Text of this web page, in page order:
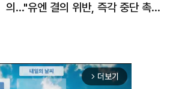
의…"유엔 결의 위반, 즉각 중단 촉
arrow_forward_ios 더보기